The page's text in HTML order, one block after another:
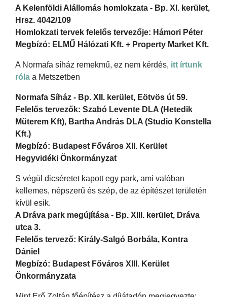
A Kelenföldi Alállomás homlokzata - Bp. XI. kerület,
Hrsz. 4042/109
Homlokzati tervek felelős tervezője: Hámori Péter
Megbízó: ELMŰ Hálózati Kft. + Property Market Kft.
A Normafa síház remekmű, ez nem kérdés, itt írtunk
róla a Metszetben
Normafa Síház - Bp. XII. kerület, Eötvös út 59.
Felelős tervezők: Szabó Levente DLA (Hetedik
Műterem Kft), Bartha András DLA (Studio Konstella
Kft.)
Megbízó: Budapest Főváros XII. Kerület
Hegyvidéki Önkormányzat
S végül dicséretet kapott egy park, ami valóban
kellemes, népszerű és szép, de az építészet területén
kívül esik.
A Dráva park megújítása - Bp. XIII. kerület, Dráva
utca 3.
Felelős tervező: Király-Salgó Borbála, Kontra
Dániel
Megbízó: Budapest Főváros XIII. Kerület
Önkormányzata